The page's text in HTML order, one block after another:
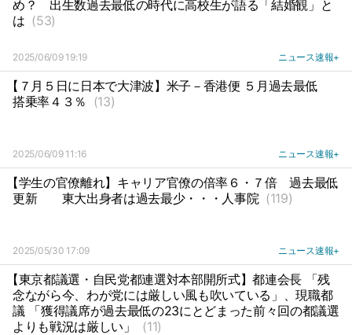
め？
出生数過去最低の時代に高校生が語る「結婚観」と
は (53)
2025/06/09 19:19 ニュース速報+
【７月５日に日本で大津波】米子－香港便 ５月過去最低
搭乗率４３％ (13)
2025/06/09 11:16 ニュース速報+
【学生の官僚離れ】キャリア官僚の倍率６・７倍
過去最低
更新
東大出身者は過去最少・・・人事院 (119)
2025/05/30 17:09 ニュース速報+
【東京都議選・自民党都連選対本部開所式】都連会長 「残
念ながら今、わが党には厳しい風も吹いている」、現職都
議 「獲得議席が過去最低の23にとどまった前々回の都議選
よりも戦況は厳しい」
(11)